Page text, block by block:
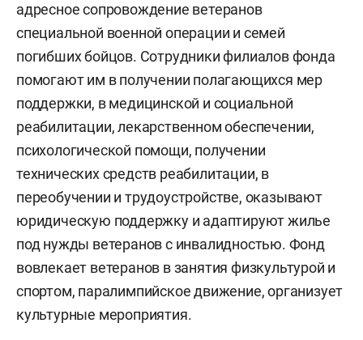
адресное сопровождение ветеранов
специальной военной операции и семей
погибших бойцов. Сотрудники филиалов фонда
помогают им в получении полагающихся мер
поддержки, в медицинской и социальной
реабилитации, лекарственном обеспечении,
психологической помощи, получении
технических средств реабилитации, в
переобучении и трудоустройстве, оказывают
юридическую поддержку и адаптируют жилье
под нужды ветеранов с инвалидностью. Фонд
вовлекает ветеранов в занятия физкультурой и
спортом, паралимпийское движение, организует
культурные мероприятия.